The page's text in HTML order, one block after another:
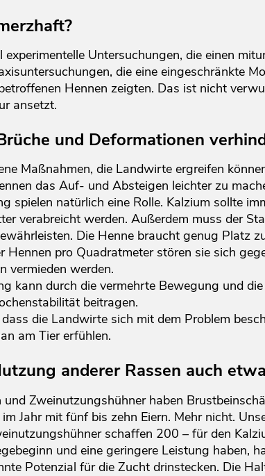
experimentelle Untersuchungen, die einen
die eine eingeschränkte
Hennen zeigten. Das ist nicht
ansetzt.
und Deformationen
Maßnahmen, die Landwirte ergreifen
das Auf- und Absteigen leichter zu
spielen natürlich eine Rolle. Kalzium sollte
verabreicht werden. Außerdem muss der
Die Henne braucht genug Platz
Hennen pro Quadratmeter stören sie sich
vermieden werden.
kann durch die vermehrte Bewegung und
beitragen.
die Landwirte sich mit dem Problem
am Tier erfühlen.
anderer Rassen auch
und Zweinutzungshühner haben
Jahr mit fünf bis zehn Eiern. Mehr nicht.
schaffen 200 – für den
und eine geringere Leistung haben,
Potenzial für die Zucht drinstecken. Die